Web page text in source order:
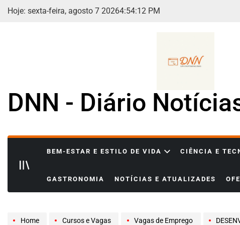
Skip
Hoje: sexta-feira, agosto 7 20264:54:13 PM
DNN - Diário
BEM-ESTAR E ESTILO DE VIDA CIÊNCIA E
GASTRONOMIA NOTÍCIAS E ATUALIZADES
Home Cursos e Vagas Vagas de Emprego